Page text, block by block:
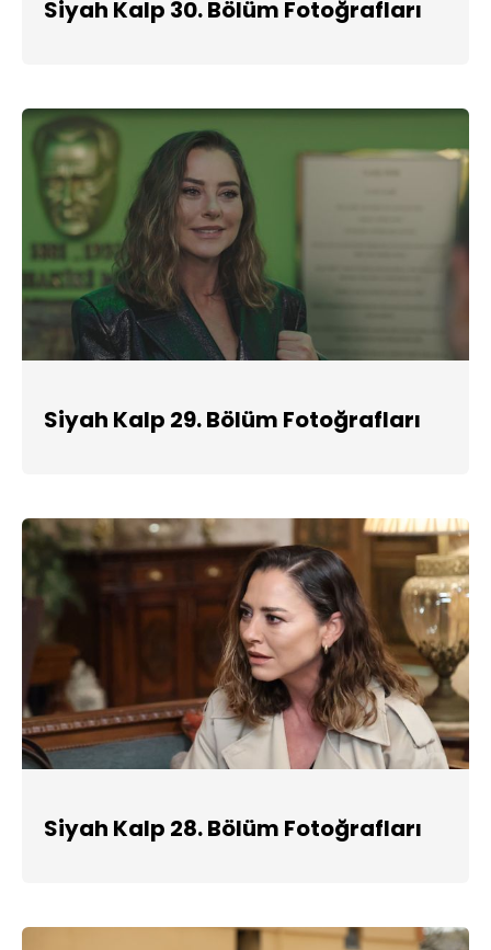
Siyah Kalp 30. Bölüm Fotoğrafları
Siyah Kalp 29. Bölüm Fotoğrafları
Siyah Kalp 28. Bölüm Fotoğrafları